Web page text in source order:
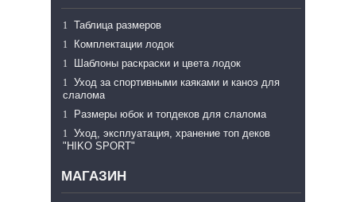
Таблица размеров
Комплектации лодок
Шаблоны раскраски и цвета лодок
Уход за спортивными каяками и каноэ для
слалома
Размеры юбок и топдеков для слалома
Уход, эксплуатация, хранение топ деков
"HIKO SPORT"
МАГАЗИН